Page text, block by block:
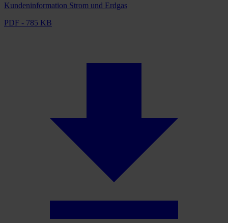
Kundeninformation Strom und Erdgas
PDF - 785 KB